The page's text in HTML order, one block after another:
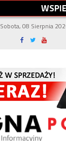
WSPIE
Sobota, 08 Sierpnia